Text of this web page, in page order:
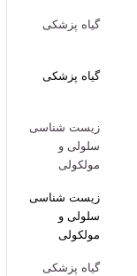
گیاه پزشکی
گیاه پزشکی
زیست شناسی
سلولی و
مولکولی
زیست شناسی
سلولی و
مولکولی
گیاه پزشکی